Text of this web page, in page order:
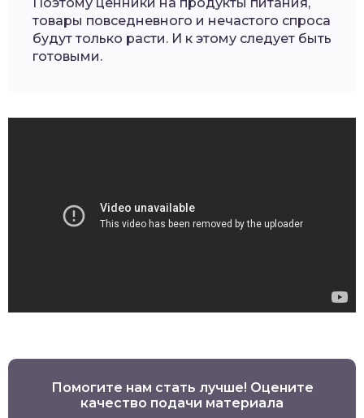
товары повседневного и нечастого спроса
будут только расти. И к этому следует быть
готовыми.
Помогите нам стать лучше! Оцените
качество подачи материала